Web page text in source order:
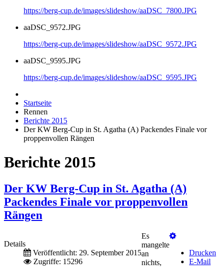
https://berg-cup.de/images/slideshow/aaDSC_7800.JPG
aaDSC_9572.JPG
https://berg-cup.de/images/slideshow/aaDSC_9572.JPG
aaDSC_9595.JPG
https://berg-cup.de/images/slideshow/aaDSC_9595.JPG
Startseite
Rennen
Berichte 2015
Der KW Berg-Cup in St. Agatha (A) Packendes Finale vor
proppenvollen Rängen
Berichte 2015
Der KW Berg-Cup in St. Agatha (A)
Packendes Finale vor proppenvollen
Rängen
Details
Veröffentlicht: 29. September 2015
Zugriffe: 15296
Drucken
E-Mail
Es
mangelte
an
nichts,